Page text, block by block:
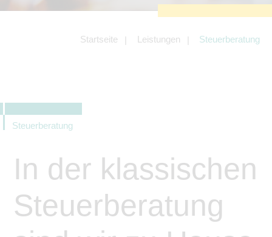
Startseite Leistungen Steuerberatung
Steuerberatung
In der klassischen
Steuerberatung
Angebotes einschließlich der
Angeboten von z.B. Facebook und
LinkedIn.